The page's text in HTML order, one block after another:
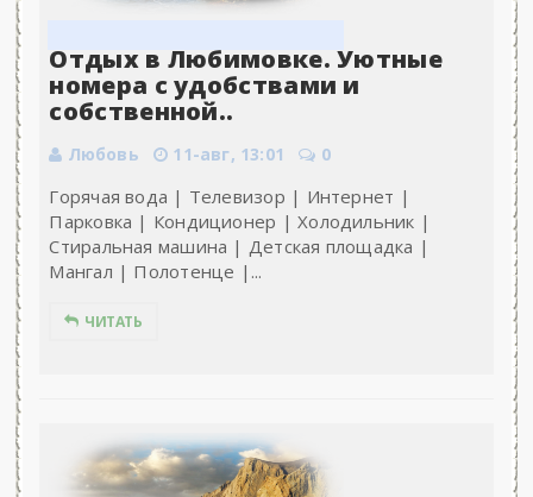
Отдых в Любимовке. Уютные
номера с удобствами и
собственной..
Любовь 11-авг, 13:01 0
Горячая вода | Телевизор | Интернет |
Парковка | Кондиционер | Холодильник |
Стиральная машина | Детская площадка |
Мангал | Полотенце |...
ЧИТАТЬ